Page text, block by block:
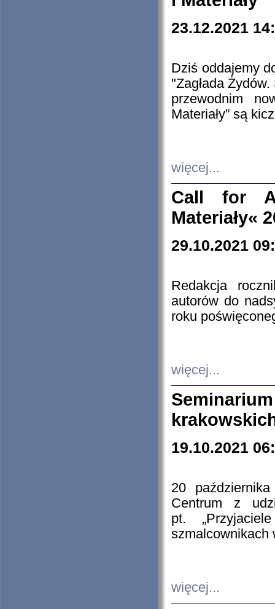
23.12.2021
Dziś oddajemy
"Zagłada
przewodnim
Materiały” są
więcej...
Call for
Materiały«
29.10.2021
Redakcja
autorów do
roku
więcej...
19.10.2021
20
Centrum z
pt.
szmalcownikach
więcej...